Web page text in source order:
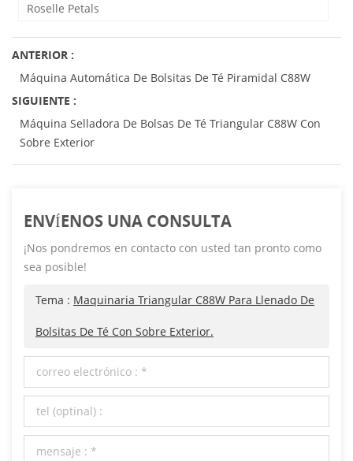
Roselle Petals
ANTERIOR :
Máquina Automática De Bolsitas De Té Piramidal C88W
SIGUIENTE :
Máquina Selladora De Bolsas De Té Triangular C88W Con
Sobre Exterior
ENVÍENOS UNA CONSULTA
¡Nos pondremos en contacto con usted tan pronto como
sea posible!
Tema : Maquinaria Triangular C88W Para Llenado De
Bolsitas De Té Con Sobre Exterior.